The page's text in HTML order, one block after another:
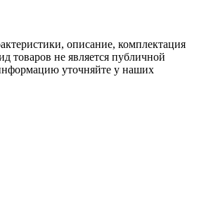
описание, комплектация
товаров не является публичной
уточняйте у наших